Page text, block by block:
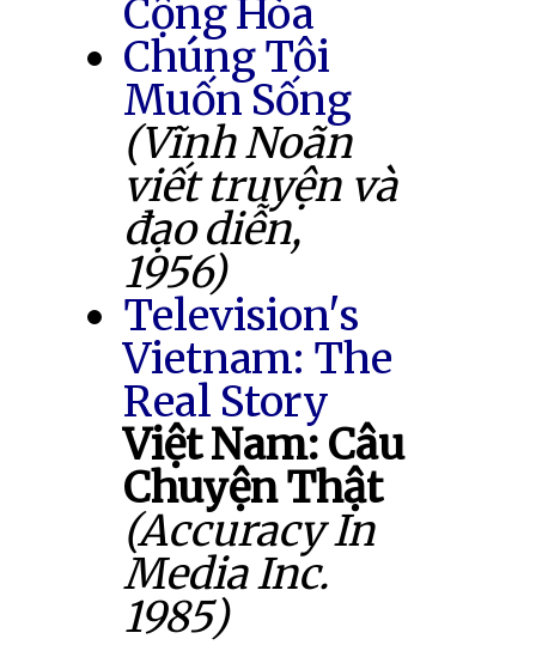
Cộng Hòa
Chúng Tôi
Muốn Sống
(Vĩnh Noãn
viết truyện và
đạo diễn,
1956)
Television's
Vietnam: The
Real Story
Việt Nam: Câu
Chuyện Thật
(Accuracy In
Media Inc.
1985)